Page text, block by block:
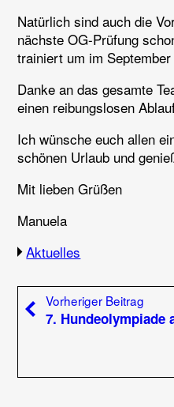
Natürlich sind auch die
nächste OG-Prüfung
trainiert um im
Danke an das gesamte
einen reibungslosen
Ich wünsche euch allen
schönen Urlaub und
Mit lieben Grüßen
Manuela
Aktuelles
Beitragsnavigation
Vorheriger Beitrag
7. Hundeolympiade